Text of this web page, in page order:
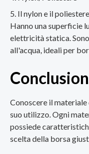
Il nylon e il
Hanno una superficie
elettricità statica.
all'acqua, ideali per
Conoscere il materiale
suo utilizzo. Ogni
possiede
scelta della borsa